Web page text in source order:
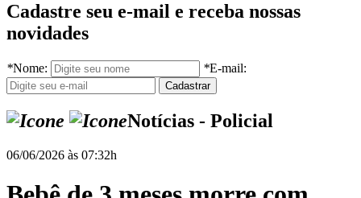
Cadastre seu e-mail e receba nossas
novidades
*Nome: *E-mail:
Notícias - Policial
06/06/2026 às 07:32h